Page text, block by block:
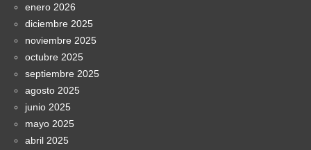
enero 2026
diciembre 2025
noviembre 2025
octubre 2025
septiembre 2025
agosto 2025
junio 2025
mayo 2025
abril 2025